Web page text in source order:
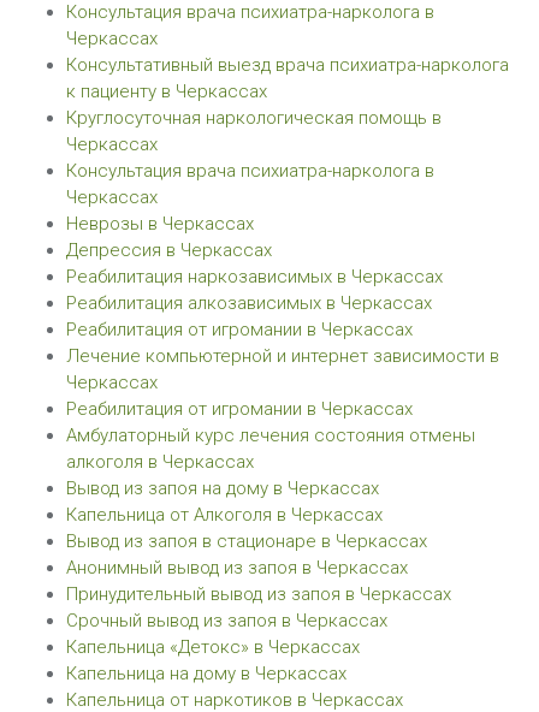
Консультация врача психиатра-нарколога в
Черкассах
Консультативный выезд врача психиатра-нарколога
к пациенту в Черкассах
Круглосуточная наркологическая помощь в
Черкассах
Консультация врача психиатра-нарколога в
Черкассах
Неврозы в Черкассах
Депрессия в Черкассах
Реабилитация наркозависимых в Черкассах
Реабилитация алкозависимых в Черкассах
Реабилитация от игромании в Черкассах
Лечение компьютерной и интернет зависимости в
Черкассах
Реабилитация от игромании в Черкассах
Амбулаторный курс лечения состояния отмены
алкоголя в Черкассах
Вывод из запоя на дому в Черкассах
Капельница от Алкоголя в Черкассах
Вывод из запоя в стационаре в Черкассах
Анонимный вывод из запоя в Черкассах
Принудительный вывод из запоя в Черкассах
Срочный вывод из запоя в Черкассах
Капельница «Детокс» в Черкассах
Капельница на дому в Черкассах
Капельница от наркотиков в Черкассах